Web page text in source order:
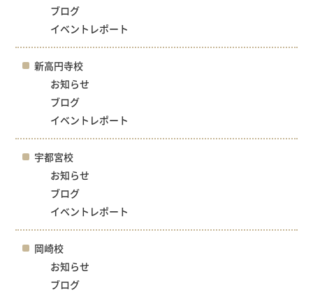
ブログ
イベントレポート
新高円寺校
お知らせ
ブログ
イベントレポート
宇都宮校
お知らせ
ブログ
イベントレポート
岡崎校
お知らせ
ブログ